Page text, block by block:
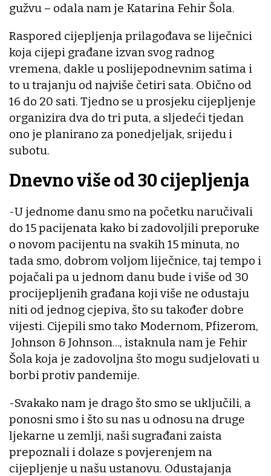
gužvu – odala nam je Katarina Fehir Šola.
Raspored cijepljenja prilagođava se liječnici
koja cijepi građane izvan svog radnog
vremena, dakle u poslijepodnevnim satima i
to u trajanju od najviše četiri sata. Obično od
16 do 20 sati. Tjedno se u prosjeku cijepljenje
organizira dva do tri puta, a sljedeći tjedan
ono je planirano za ponedjeljak, srijedu i
subotu.
Dnevno više od 30 cijepljenja
-U jednome danu smo na početku naručivali
do 15 pacijenata kako bi zadovoljili preporuke
o novom pacijentu na svakih 15 minuta, no
tada smo, dobrom voljom liječnice, taj tempo i
pojačali pa u jednom danu bude i više od 30
procijepljenih građana koji više ne odustaju
niti od jednog cjepiva, što su također dobre
vijesti. Cijepili smo tako Modernom, Pfizerom,
Johnson & Johnson…, istaknula nam je Fehir
Šola koja je zadovoljna što mogu sudjelovati u
borbi protiv pandemije.
-Svakako nam je drago što smo se uključili, a
ponosni smo i što su nas u odnosu na druge
ljekarne u zemlji, naši sugrađani zaista
prepoznali i dolaze s povjerenjem na
cijepljenje u našu ustanovu. Odustajanja